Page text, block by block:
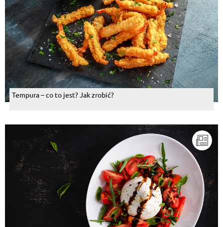
Tempura – co to jest? Jak zrobić?